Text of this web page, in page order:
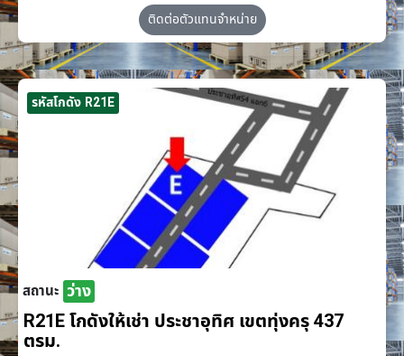
ติดต่อตัวแทนจำหน่าย
รหัสโกดัง R21E
สถานะ ว่าง
R21E โกดังให้เช่า ประชาอุทิศ เขตทุ่งครุ 437
ตรม.